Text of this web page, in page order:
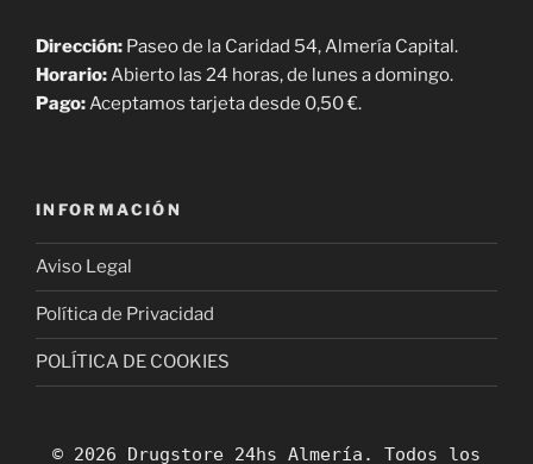
Dirección: Paseo de la Caridad 54, Almería Capital.
Horario:Abierto las 24 horas, de lunes a domingo.
Pago:Aceptamos tarjeta desde 0,50 €.
INFORMACIÓN
Aviso Legal
Política de Privacidad
POLÍTICA DE COOKIES
© 2026 Drugstore 24hs Almería. Todos los